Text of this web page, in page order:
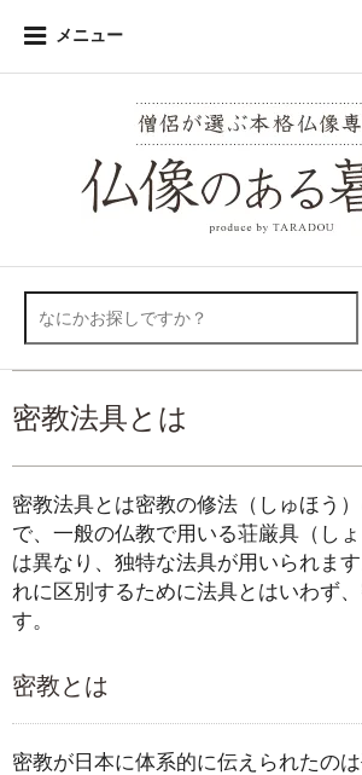
メニュー
密教法具とは
密教法具とは密教の修法（しゅほう
で、一般の仏教で用いる荘厳具（し
は異なり、独特な法具が用いられま
れに区別するために法具とはいわず
す。
密教とは
密教が日本に体系的に伝えられたの